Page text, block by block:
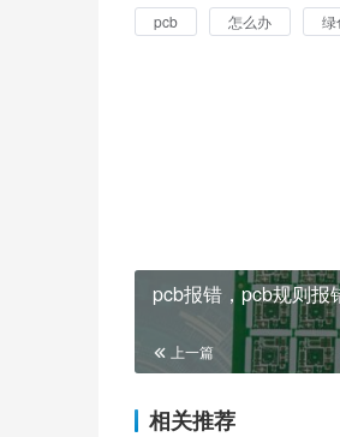
pcb 怎么办 绿
pcb报错，pcb规则报
上一篇
相关推荐